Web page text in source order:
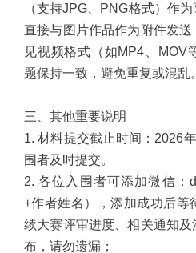
（支持JPG、PNG格式）作
直接与图片作品作为附件发
见视频格式（如MP4、MOV
题保持一致，避免重复或混乱。
三、其他重要说明
1. 材料提交截止时间：2026
围者及时提交。
2. 各位入围者可添加微信：
+作者姓名），添加成功后等
续大赛评审进度、相关通知
布，请勿遗漏；